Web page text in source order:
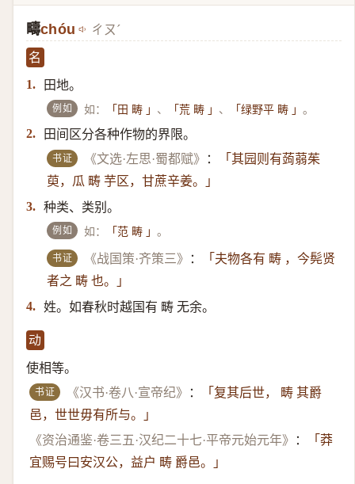
疇chóu ㄔㄡˊ
名
1.
田地。
例如 如： 「田 畴 」 、 「荒 畴 」 、 「绿野平 畴 」。
2. 田间区分各种作物的界限。
书证 《文选·左思·蜀都赋》 ：
「其园则有蒟蒻茱
萸，瓜 畴 芋区，甘蔗辛姜。」
3. 种类、类别。
例如 如： 「范 畴 」。
书证 《战国策·齐策三》 ：
「夫物各有 畴 ，今髡贤
者之 畴 也。」
4. 姓。如春秋时越国有 畴 无余。
动
使相等。
书证 《汉书·卷八·宣帝纪》 ：
「复其后世， 畴 其爵
邑，世世毋有所与。」
《资治通鉴·卷三五·汉纪二十七·平帝元始元年》
：
「莽
宜赐号曰安汉公，益户 畴 爵邑。」